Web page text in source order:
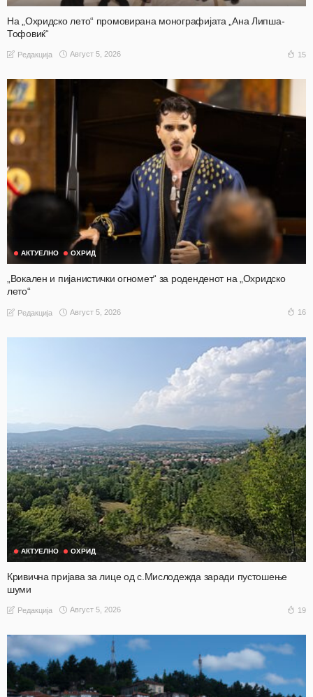
На „Охридско лето“ промовирана монографијата „Ана Липша-
Тофовиќ“
Редакција Август 5, 2026 15
АКТУЕЛНО ОХРИД
„Вокален и пијанистички огномет“ за роденденот на „Охридско
лето“
Редакција Август 5, 2026 16
АКТУЕЛНО ОХРИД
Кривична пријава за лице од с.Мислодежда заради пустошење
шуми
Редакција Август 5, 2026 19